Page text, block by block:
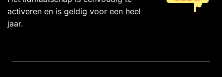
activeren en is geldig voor een heel
jaar.